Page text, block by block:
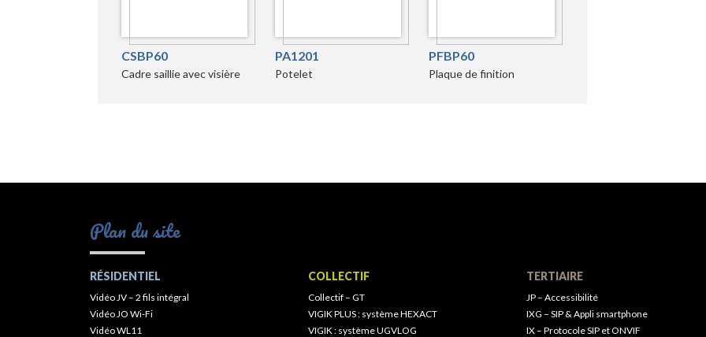
CSBP60
Cadre saillie avec visière
PA1201
Potelet
PFBP60
Plaque de finition
Plan du site
RÉSIDENTIEL
Vidéo JV – 2 fils intégral
Vidéo JO Wi-Fi
Vidéo WL11
COLLECTIF
Collectif – GT
VIGIK PLUS : système HEXACT
VIGIK : système UGVLOG
TERTIAIRE
JP – Accessibilité
IXG – SIP & Appli smartphone
IX – Protocole SIP et ONVIF